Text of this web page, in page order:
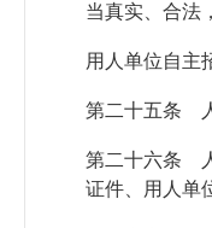
当真实、合法
用人单位自主
第二十五条
第二十六条
证件、用人单